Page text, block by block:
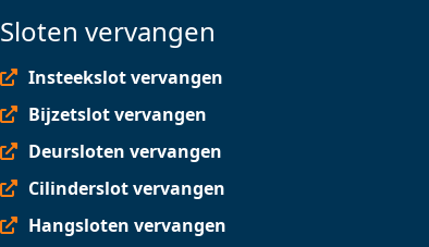
Sloten vervangen
Insteekslot vervangen
Bijzetslot vervangen
Deursloten vervangen
Cilinderslot vervangen
Hangsloten vervangen